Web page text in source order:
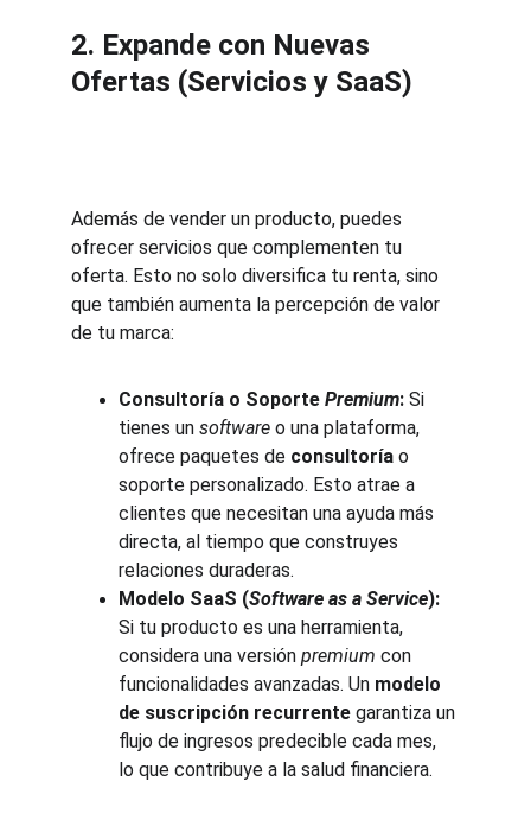
2. Expande con Nuevas
Ofertas (Servicios y SaaS)
Además de vender un producto, puedes
ofrecer servicios que complementen tu
oferta. Esto no solo diversifica tu renta, sino
que también aumenta la percepción de valor
de tu marca:
Consultoría o Soporte Premium: Si
tienes un software o una plataforma,
ofrece paquetes de consultoría o
soporte personalizado. Esto atrae a
clientes que necesitan una ayuda más
directa, al tiempo que construyes
relaciones duraderas.
Modelo SaaS (Software as a Service):
Si tu producto es una herramienta,
considera una versión premium con
funcionalidades avanzadas. Un modelo
de suscripción recurrente garantiza un
flujo de ingresos predecible cada mes,
lo que contribuye a la salud financiera.